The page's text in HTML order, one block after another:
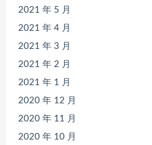
2021 年 5 月
2021 年 4 月
2021 年 3 月
2021 年 2 月
2021 年 1 月
2020 年 12 月
2020 年 11 月
2020 年 10 月